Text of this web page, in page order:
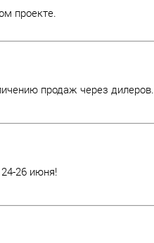
проекте.
продаж через дилеров.
26 июня!